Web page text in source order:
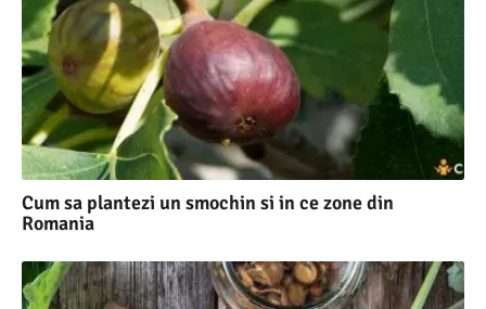
Cum sa plantezi un smochin si in ce zone din
Romania